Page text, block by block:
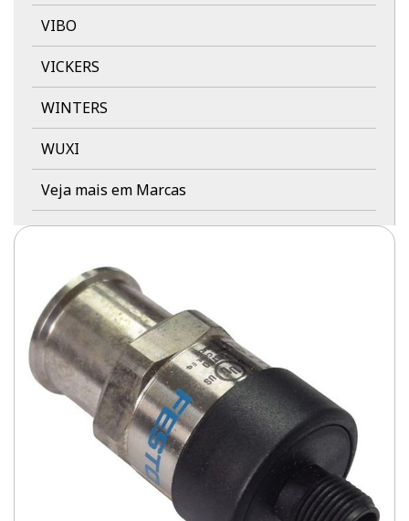
VIBO
VICKERS
WINTERS
WUXI
Veja mais em Marcas